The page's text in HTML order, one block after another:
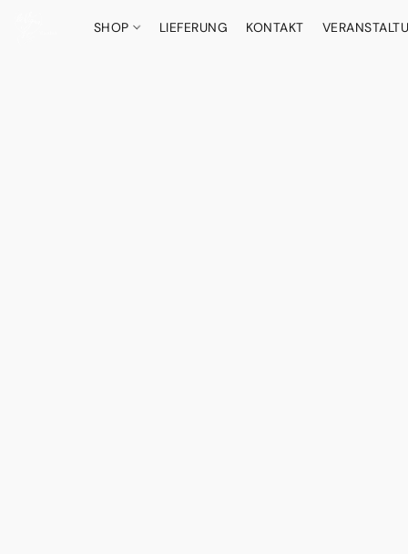
SHOP LIEFERUNG KONTAKT